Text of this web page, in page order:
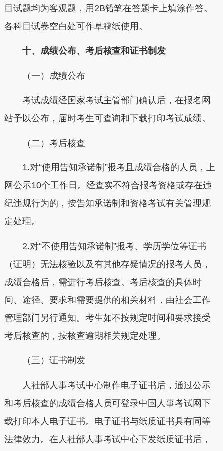
目试题均为客观题，用2B铅笔在答题卡上填涂作答。
各科目试卷空白处可作草稿纸使用。
十、成绩公布、考后核查和证书制发
（一）成绩公布
考试成绩经国家考试主管部门确认后，在报名网
站予以公布，届时考生可查询和下载打印考试成绩。
（二）考后核查
1.对“使用告知承诺制”报考且成绩合格的人员，上
网公示10个工作日。经查实不符合报考资格或存在违
纪违规行为的，按告知承诺制和资格考试有关管理规
定处理。
2.对“不使用告知承诺制”报考、学历学位等证书
（证明）无法核验以及有其他存疑情况的报考人员，
成绩合格后，需进行考后核查。考后核查的具体时
间、途径、要求和需要提供的相关材料，由社会工作
管理部门另行通知。考生如不按规定时间和要求接受
考后核查的，按核查逾期相关规定处理。
（三）证书制发
人社部人事考试中心制作电子证书后，通过公示
和考后核查的成绩合格人员可登录中国人事考试网下
载打印本人电子证书。电子证书与纸质证书具有同等
法律效力。在人社部人事考试中心下发纸质证书后，